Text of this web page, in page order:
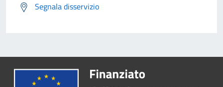
Segnala disservizio